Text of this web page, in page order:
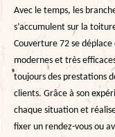
Avec le temps, les
s’accumulent sur la
Couverture 72 se
modernes et très
toujours des prestations
clients. Grâce à son
chaque situation et
fixer un rendez-vous ou